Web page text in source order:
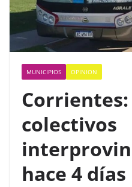
MUNICIPIOS OPINION
Corrientes:
colectivos
hace 4 días